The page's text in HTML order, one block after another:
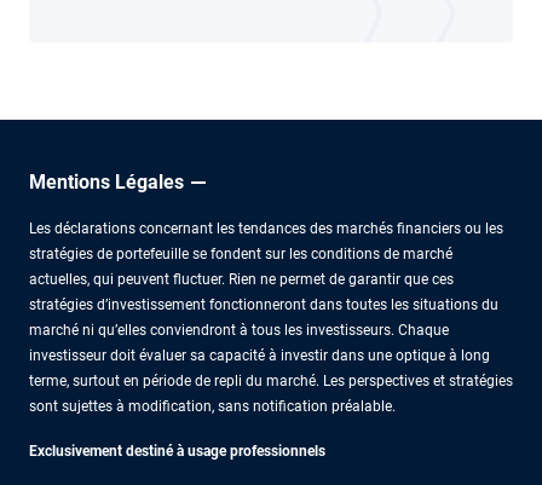
Mentions Légales
Les déclarations concernant les tendances des marchés financiers ou les
stratégies de portefeuille se fondent sur les conditions de marché
actuelles, qui peuvent fluctuer. Rien ne permet de garantir que ces
stratégies d’investissement fonctionneront dans toutes les situations du
marché ni qu’elles conviendront à tous les investisseurs. Chaque
investisseur doit évaluer sa capacité à investir dans une optique à long
terme, surtout en période de repli du marché. Les perspectives et stratégies
sont sujettes à modification, sans notification préalable.
Exclusivement destiné à usage professionnels